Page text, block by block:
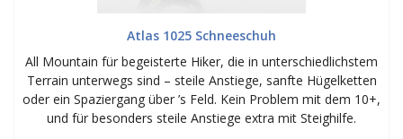
Atlas 1025 Schneeschuh
All Mountain für begeisterte Hiker, die in unterschiedlichstem
Terrain unterwegs sind – steile Anstiege, sanfte Hügelketten
oder ein Spaziergang über ’s Feld. Kein Problem mit dem 10+,
und für besonders steile Anstiege extra mit Steighilfe.